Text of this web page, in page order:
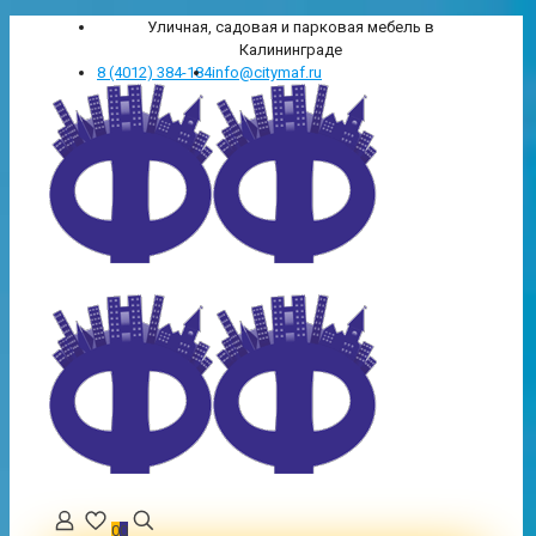
Уличная, садовая и парковая мебель в
Калининграде
8 (4012) 384-184info@citymaf.ru
00